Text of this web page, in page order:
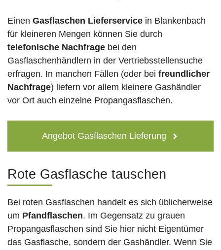
Einen Gasflaschen Lieferservice in Blankenbach
für kleineren Mengen können Sie durch
telefonische Nachfrage bei den
Gasflaschenhändlern in der Vertriebsstellensuche
erfragen. In manchen Fällen (oder bei freundlicher
Nachfrage) liefern vor allem kleinere Gashändler
vor Ort auch einzelne Propangasflaschen.
Angebot Gasflaschen Lieferung
Rote Gasflasche tauschen
Bei roten Gasflaschen handelt es sich üblicherweise
um Pfandflaschen. Im Gegensatz zu grauen
Propangasflaschen sind Sie hier nicht Eigentümer
das Gasflasche, sondern der Gashändler. Wenn Sie